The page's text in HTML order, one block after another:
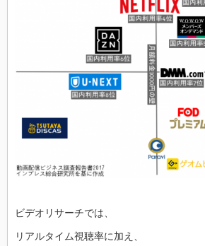
ビデオリサーチでは、
リアルタイム視聴率に加え、